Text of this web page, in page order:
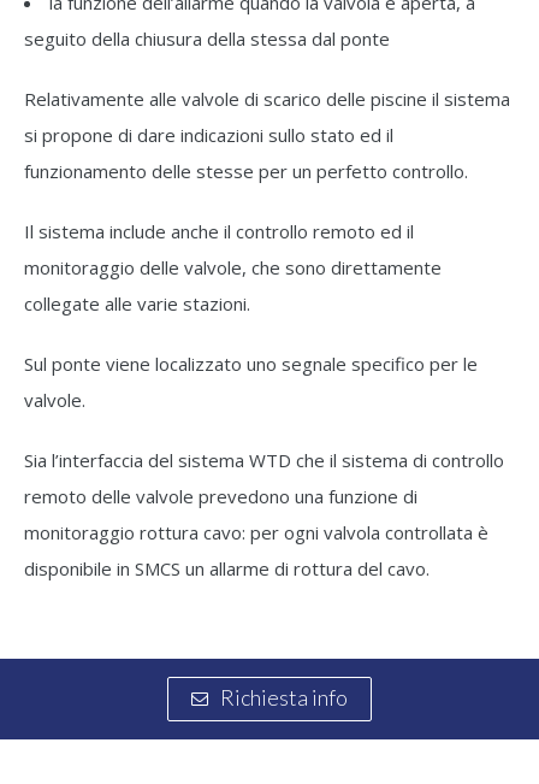
seguito della chiusura della stessa dal ponte
Relativamente alle valvole di scarico delle piscine il sistema
si propone di dare indicazioni sullo stato ed il
funzionamento delle stesse per un perfetto controllo.
Il sistema include anche il controllo remoto ed il
monitoraggio delle valvole, che sono direttamente
collegate alle varie stazioni.
Sul ponte viene localizzato uno segnale specifico per le
valvole.
Sia l’interfaccia del sistema WTD che il sistema di controllo
remoto delle valvole prevedono una funzione di
monitoraggio rottura cavo: per ogni valvola controllata è
disponibile in SMCS un allarme di rottura del cavo.
Richiesta info